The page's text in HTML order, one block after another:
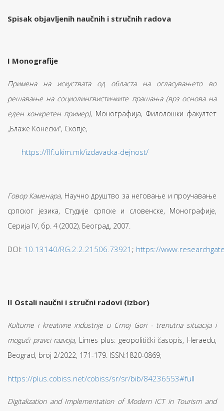
Spisak objavljenih naučnih i stručnih radova
I Monografije
Примена на искуствата од областа на огласувањето во
решавање на социолингвистичките прашања (врз основа на
еден конкретен пример), Монографија, Филолошки факултет
„Блаже Конески“, Скопје,
https://flf.ukim.mk/izdavacka-dejnost/
Говор Каменара, Научно друштво за неговање и проучавање
српског језика, Студије српске и словенске, Монографије,
Серија IV, бр. 4 (2002), Београд, 2007.
DOI: 10.13140/RG.2.2.21506.73921 ; https://
II Ostali naučni i stručni radovi (izbor)
Kulturne i kreativne industrije u Crnoj Gori - trenutna situacija i
mogući pravci razvoja, Limes plus: geopolitički časopis, Heraedu,
Beograd, broj 2/2022, 171-179. ISSN:1820-0869;
https://plus.cobiss.net/cobiss/sr/sr/bib/84236553#full
Digitalization and Implementation ofModern ICT in Tourism and